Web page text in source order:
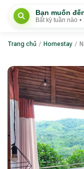
Bạn muốn
Bất kỳ tuần nào •
Trang chủ / Homestay /